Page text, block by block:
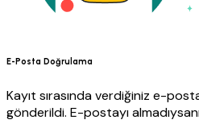
E-Posta Doğrulama
Kayıt sırasında verdiğiniz e-
gönderildi. E-postayı